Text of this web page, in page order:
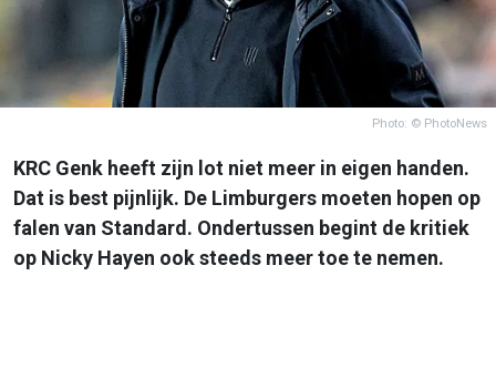
Photo: © PhotoNews
KRC Genk heeft zijn lot niet meer in eigen handen.
Dat is best pijnlijk. De Limburgers moeten hopen op
falen van Standard. Ondertussen begint de kritiek
op Nicky Hayen ook steeds meer toe te nemen.